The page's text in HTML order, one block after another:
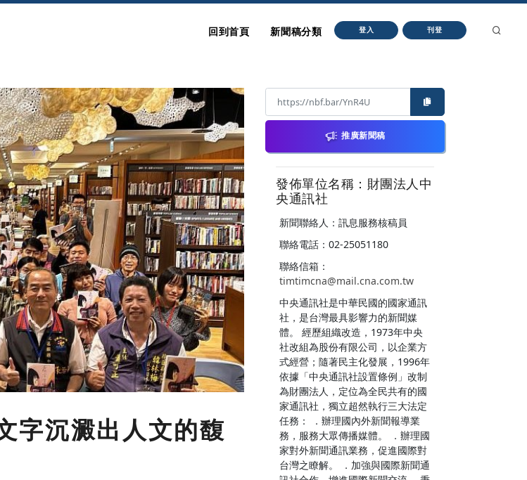
回到首頁 新聞稿分類 登入 刊登
字沉澱出人文的馥
推廣新聞稿
發佈單位名稱：財團法人中
央通訊社
新聞聯絡人：訊息服務核稿員
聯絡電話：02-25051180
聯絡信箱：
timtimcna@mail.cna.com.tw
中央通訊社是中華民國的國家通訊
社，是台灣最具影響力的新聞媒
體。 經歷組織改造，1973年中央
社改組為股份有限公司，以企業方
式經營；隨著民主化發展，1996年
依據「中央通訊社設置條例」改制
為財團法人，定位為全民共有的國
家通訊社，獨立超然執行三大法定
任務： ．辦理國內外新聞報導業
務，服務大眾傳播媒體。 ．辦理國
家對外新聞通訊業務，促進國際對
台灣之瞭解。 ．加強與國際新聞通